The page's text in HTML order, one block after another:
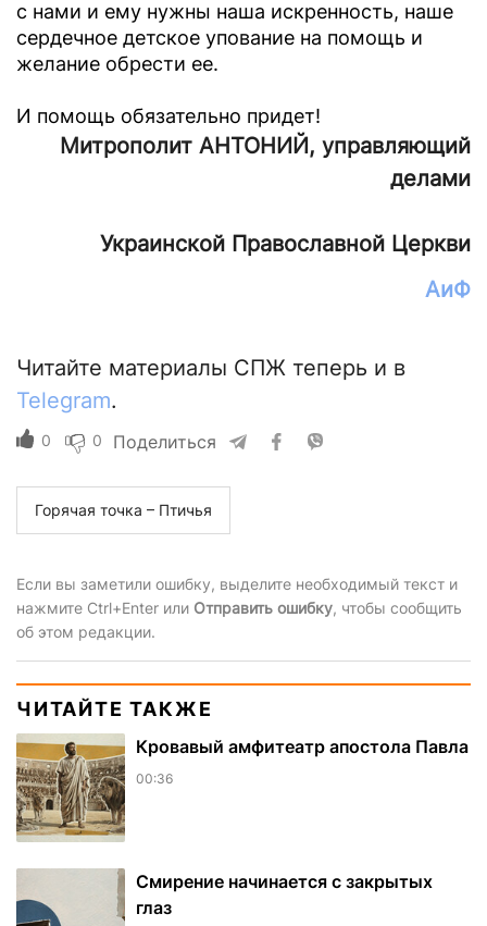
с нами и ему нужны наша искренность, наше
сердечное детское упование на помощь и
желание обрести ее.
И помощь обязательно придет!
Митрополит АНТОНИЙ, управляющий
делами
Украинской Православной Церкви
АиФ
Читайте материалы СПЖ теперь и в
Telegram.
0 0 Поделиться
Горячая точка – Птичья
Если вы заметили ошибку, выделите необходимый текст и
нажмите Ctrl+Enter или Отправить ошибку, чтобы сообщить
об этом редакции.
ЧИТАЙТЕ ТАКЖЕ
​Кровавый амфитеатр апостола Павла
00:36
Смирение начинается с закрытых
глаз